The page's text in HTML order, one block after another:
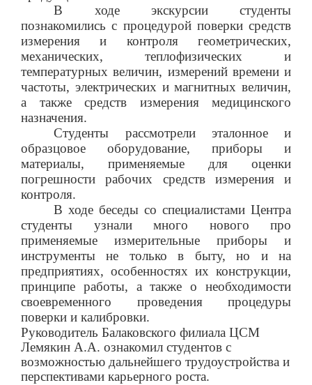
В ходе экскурсии студенты
познакомились с процедурой поверки средств
измерения и контроля геометрических,
механических, теплофизических и
температурных величин, измерений времени и
частоты, электрических и магнитных величин,
а также средств измерения медицинского
назначения.
Студенты рассмотрели эталонное и
образцовое оборудование, приборы и
материалы, применяемые для оценки
погрешности рабочих средств измерения и
контроля.
В ходе беседы со специалистами Центра
студенты узнали много нового про
применяемые измерительные приборы и
инструменты не только в быту, но и на
предприятиях, особенностях их конструкции,
принципе работы, а также о необходимости
своевременного проведения процедуры
поверки и калибровки.
Руководитель Балаковского филиала ЦСМ
Лемякин А.А. ознакомил студентов с
возможностью дальнейшего трудоустройства и
перспективами карьерного роста.